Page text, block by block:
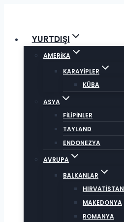
contentYURTDIŞI
AMERİKA
KARAYİPLER
KÜBA
ASYA
FİLİPİNLER
TAYLAND
ENDONEZYA
AVRUPA
BALKANLAR
HIRVATİSTAN
MAKEDONYA
ROMANYA